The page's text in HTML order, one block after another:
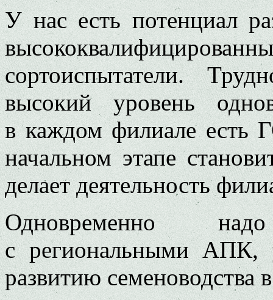
У нас есть потенциал
сортоиспытатели.
высокий уровень
в каждом филиале есть
начальном этапе
делает деятельность
Одновременно
с региональными АПК,
развитию семеноводства